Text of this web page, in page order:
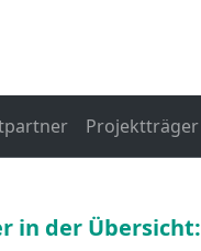
Projektträger
in der Übersicht: